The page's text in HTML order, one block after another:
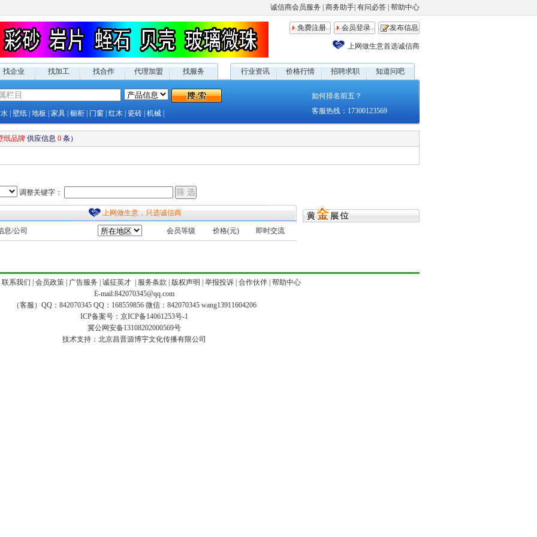
诚信商会员服务 商务助手 有问必答 帮助中心
免费注册 会员登录 发布信息
上网做生意首选诚信商
找企业 找加工 找合作 代理加盟 找服务 行业资讯 价格行情 招聘求职 知道问吧
壁纸 地板 家具 橱柜 门窗 红木 瓷砖 机械
如何排名前五？
客服热线：17300123569
纸品牌 供应信息 0 条）
调整关键字：
上网做生意，只选诚信商
息/公司 会员等级 价格(元) 即时交流
联系我们 会员政策| 广告服务 诚征英才 服务条款 版权声明 举报投诉| 合作伙伴| 帮助中心
E-mail:842070345@qq.com
（客服）QQ：842070345 QQ：168559856 微信：842070345 wang13911604206
ICP备案号： 京ICP备14061253号-1
冀公网安备13108202000569号
技术支持： 北京昌晋源博宇文化传播有限公司